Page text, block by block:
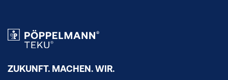
ZUKUNFT. MACHEN. WIR.